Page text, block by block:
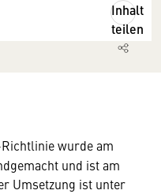
Inhalt
teilen
wurde am
und ist am
Umsetzung ist unter